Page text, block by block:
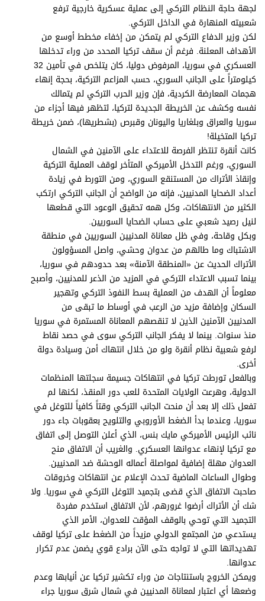
لجهة حاجة النظام التركي إلى عملية عسكرية خارجية ترفع
شعبيته المنهارة في الداخل التركي.
لكن وزير الدفاع التركي لم يتمكن من إخفاء مخطط أوسع من
الأهداف المعلنة. فرغم أن سقف تركيا المحدد من وراء تدخلها
العسكري في سوريا، المرفوض دوليا، كان يتلخص في تأمين 32
كيلومتراً على الجانب السوري، حسب المزاعم التركية، بحجة إنهاء
هجمات المعارضة الكردية، فإن وزير الحرب التركي لم يتمالك
نفسه وكشف عن الخريطة الجديدة لتركيا، لتظهر فيها أجزاء من
سوريا والعراق وبلغاريا واليونان وقبرص (بشطريها)، ضمن خريطة
تركيا المتخيلة!
كانت أنقرة تنتظر الفرصة للاعتداء على الآمنين في الشمال
السوري، ورغم التدخل الأميركي المتأخر لوقف العملية التركية
وإنقاذ الأتراك من المستنقع السوري، ومن التورط في زيادة
أعداد الضحايا المدنيين، فإنه من الواضح أن الجانب التركي ارتكب
الكثير من الانتهاكات، وكل همه تحقيق الوعود التي قطعها
لنيل رصيد شعبي على حساب الضحايا السوريين.
وبكل وقاحة، وفي ظل معاناة المدنيين السوريين في منطقة
الاشتباك وما طالهم من عدوان وحشي، واصل المسؤولون
الأتراك الحديث عن «المنطقة الآمنة» بعد حدودهم في سوريا،
بينما تسبب الاعتداء التركي في المزيد من الذعر للمدنيين، وأصبح
معلوماً أن الهدف من العملية بسط النفوذ التركي وتهجير
السكان وإضافة مزيد من الرعب في أوساط ما تبقى من
المدنيين الآمنين الذين لا تنقصهم المعاناة المستمرة في سوريا
منذ سنوات. بينما لا يفكر الجانب التركي سوى في حصد نقاط
لرفع شعبية نظام أنقرة ولو من خلال انتهاك أمن وسيادة دولة
أخرى.
وبالفعل تورطت تركيا في انتهاكات جسيمة سجلتها المنظمات
الدولية، وهرعت الولايات المتحدة للعب دور المنقذ، لكنها لم
تفعل ذلك إلا بعد أن منحت الجانب التركي وقتاً كافياً للتوغل في
سوريا، وعندما بدأ الضغط الأوروبي والتلويح بعقوبات جاء دور
نائب الرئيس الأميركي مايك بنس، الذي أعلن التوصل إلى اتفاق
مع تركيا لإنهاء عدوانها العسكري. والغريب أن الاتفاق منح
العدوان مهلة إضافية لمواصلة أعماله الوحشة ضد المدنيين.
وطوال الساعات الماضية تحدث الإعلام عن انتهاكات وخروقات
صاحبت الاتفاق الذي قضى بتجميد التوغل التركي في سوريا. ولا
شك أن الأتراك أرضوا غرورهم، لأن الاتفاق استخدم مفردة
التجميد التي توحي بالوقف المؤقت للعدوان، الأمر الذي
يستدعي من المجتمع الدولي مزيداً من الضغط على تركيا لوقف
تهديداتها التي لا تواجه حتى الآن برادع قوي يضمن عدم تكرار
عدوانها.
ويمكن الخروج باستنتاجات من وراء تكشير تركيا عن أنيابها وعدم
وضعها أي اعتبار لمعاناة المدنيين في شمال شرق سوريا جراء